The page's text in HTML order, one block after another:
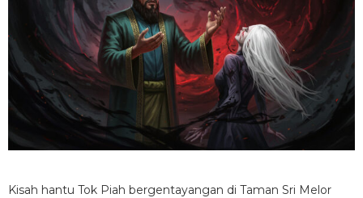
Kisah hantu Tok Piah bergentayangan di Taman Sri Melor